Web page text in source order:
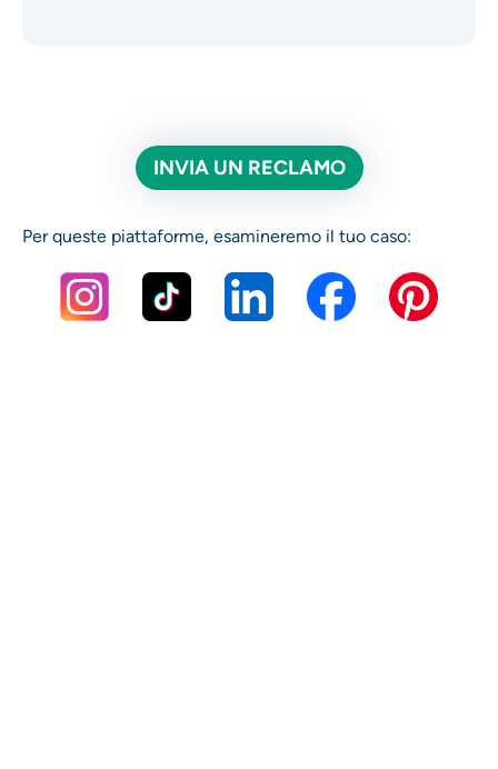
INVIA UN RECLAMO
Per queste piattaforme, esamineremo il tuo caso: